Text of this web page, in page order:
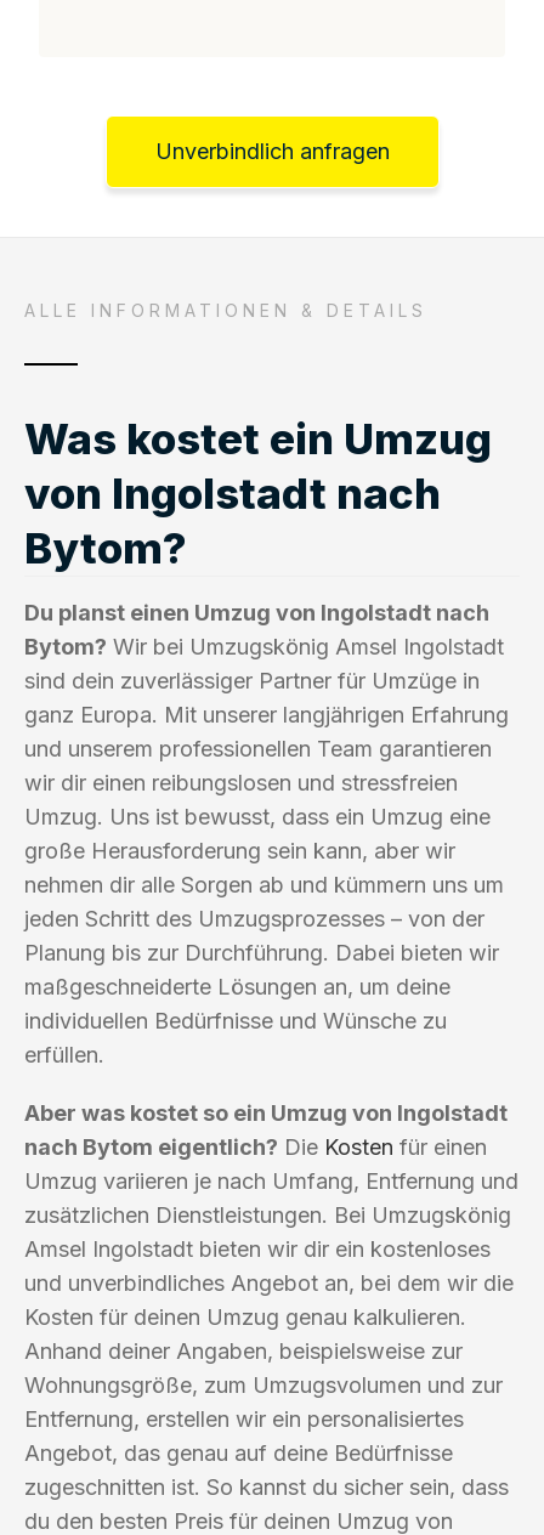
Unverbindlich anfragen
ALLE INFORMATIONEN & DETAILS
Was kostet ein Umzug
von Ingolstadt nach
Bytom?
Du planst einen Umzug von Ingolstadt nach
Bytom? Wir bei Umzugskönig Amsel Ingolstadt
sind dein zuverlässiger Partner für Umzüge in
ganz Europa. Mit unserer langjährigen Erfahrung
und unserem professionellen Team garantieren
wir dir einen reibungslosen und stressfreien
Umzug. Uns ist bewusst, dass ein Umzug eine
große Herausforderung sein kann, aber wir
nehmen dir alle Sorgen ab und kümmern uns um
jeden Schritt des Umzugsprozesses – von der
Planung bis zur Durchführung. Dabei bieten wir
maßgeschneiderte Lösungen an, um deine
individuellen Bedürfnisse und Wünsche zu
erfüllen.
Aber was kostet so ein Umzug von Ingolstadt
nach Bytom eigentlich? Die Kosten für einen
Umzug variieren je nach Umfang, Entfernung und
zusätzlichen Dienstleistungen. Bei Umzugskönig
Amsel Ingolstadt bieten wir dir ein kostenloses
und unverbindliches Angebot an, bei dem wir die
Kosten für deinen Umzug genau kalkulieren.
Anhand deiner Angaben, beispielsweise zur
Wohnungsgröße, zum Umzugsvolumen und zur
Entfernung, erstellen wir ein personalisiertes
Angebot, das genau auf deine Bedürfnisse
zugeschnitten ist. So kannst du sicher sein, dass
du den besten Preis für deinen Umzug von